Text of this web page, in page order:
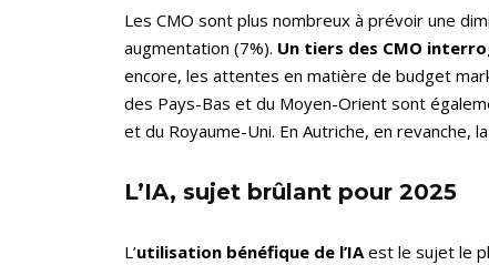
Les CMO sont plus nombreux à prévoir une
augmentation (7%). Un tiers des CMO
encore, les attentes en matière de budget
des Pays-Bas et du Moyen-Orient sont
et du Royaume-Uni. En Autriche, en revanche,
L’IA, sujet brûlant pour 2025
L’utilisation bénéfique de l’IAest le sujet le